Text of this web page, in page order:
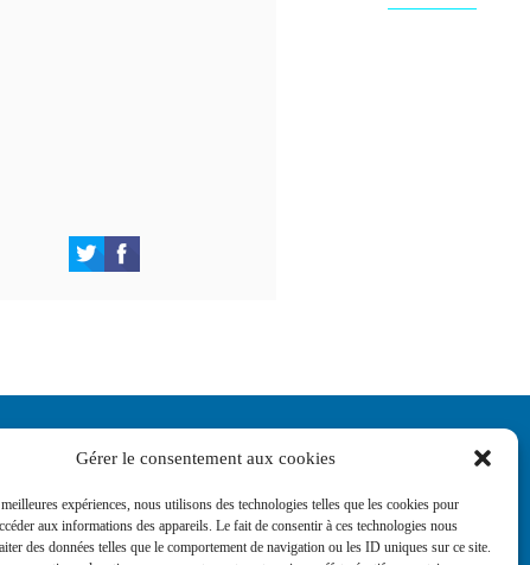
Gérer le consentement aux cookies
expériences, nous utilisons des technologies telles que les cookies pour
aux informations des appareils. Le fait de consentir à ces technologies nous
des données telles que le comportement de navigation ou les ID uniques sur ce site.